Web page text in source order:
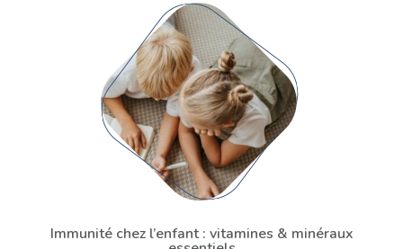
Immunité chez l’enfant : vitamines & minéraux